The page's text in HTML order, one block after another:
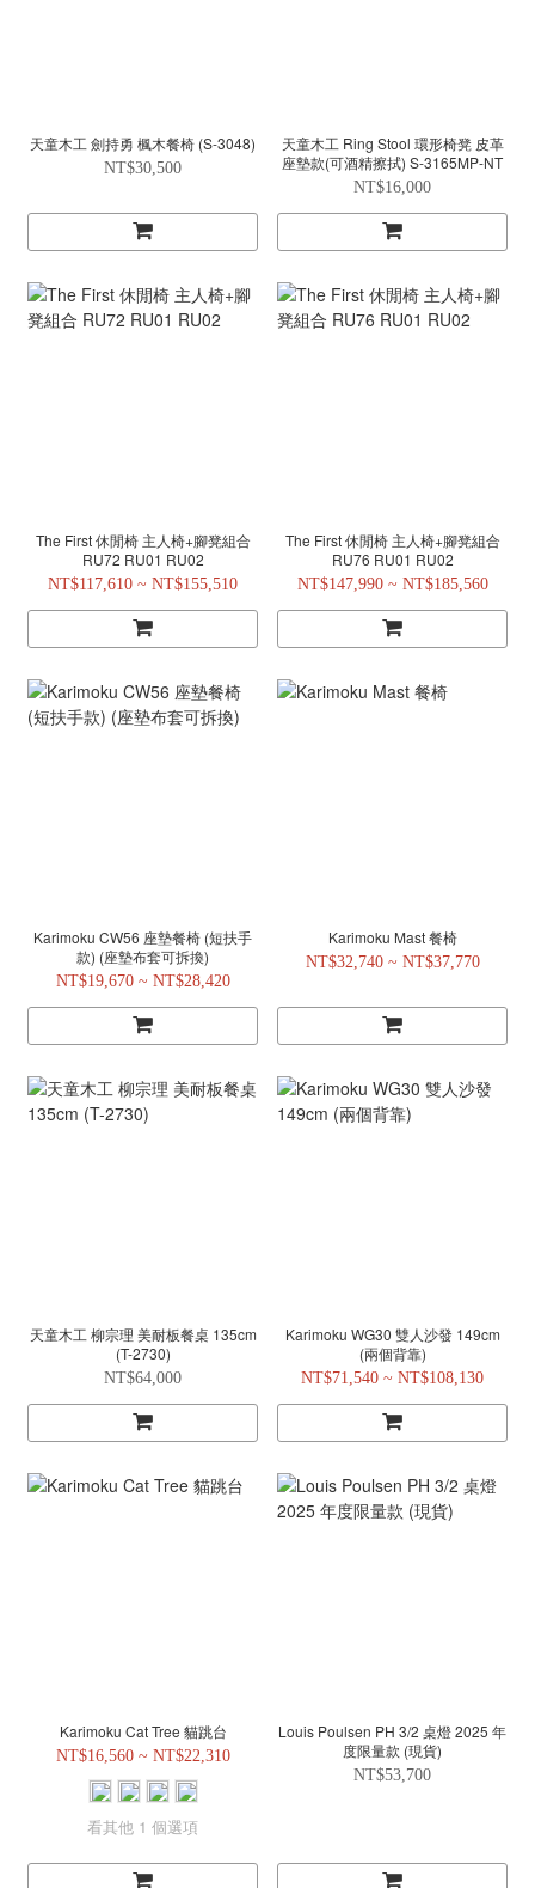
天童木工 劍持勇 楓木餐椅 (S-3048)
NT$30,500
天童木工 Ring Stool 環形椅凳 皮革
座墊款(可酒精擦拭) S-3165MP-NT
NT$16,000
The First 休閒椅 主人椅+腳凳組合
RU72 RU01 RU02
NT$117,610 ~ NT$155,510
The First 休閒椅 主人椅+腳凳組合
RU76 RU01 RU02
NT$147,990 ~ NT$185,560
Karimoku CW56 座墊餐椅 (短扶手
款) (座墊布套可拆換)
NT$19,670 ~ NT$28,420
Karimoku Mast 餐椅
NT$32,740 ~ NT$37,770
天童木工 柳宗理 美耐板餐桌 135cm
(T-2730)
NT$64,000
Karimoku WG30 雙人沙發 149cm
(兩個背靠)
NT$71,540 ~ NT$108,130
Karimoku Cat Tree 貓跳台
NT$16,560 ~ NT$22,310
看其他 1 個選項
Louis Poulsen PH 3/2 桌燈 2025 年
度限量款 (現貨)
NT$53,700